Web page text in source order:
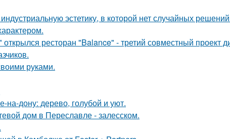
эстетику, в которой нет случайных
ресторан "Balance" - третий совместный проект
руками.
дону: дерево, голубой и уют.
дом в Переславле - залесском.